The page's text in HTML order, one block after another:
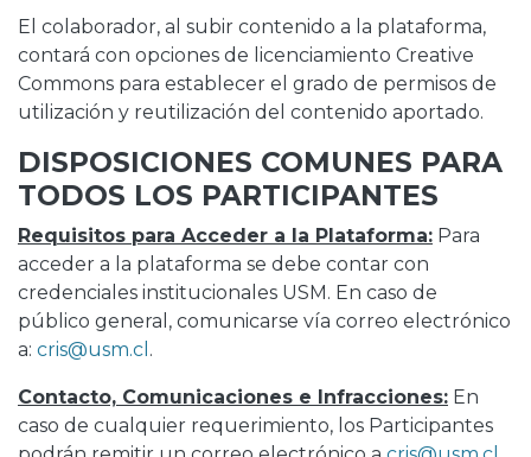
El colaborador, al subir contenido a la plataforma,
contará con opciones de licenciamiento Creative
Commons para establecer el grado de permisos de
utilización y reutilización del contenido aportado.
DISPOSICIONES COMUNES PARA
TODOS LOS PARTICIPANTES
Requisitos para Acceder a la Plataforma: Para
acceder a la plataforma se debe contar con
credenciales institucionales USM. En caso de
público general, comunicarse vía correo electrónico
a: cris@usm.cl .
Contacto, Comunicaciones e Infracciones: En
caso de cualquier requerimiento, los Participantes